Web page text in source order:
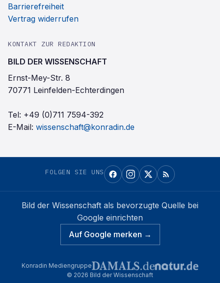
Barrierefreiheit
Vertrag widerrufen
KONTAKT ZUR REDAKTION
BILD DER WISSENSCHAFT
Ernst-Mey-Str. 8
70771 Leinfelden-Echterdingen
Tel: +49 (0)711 7594-392
E-Mail: wissenschaft@konradin.de
FOLGEN SIE UNS
Bild der Wissenschaft als bevorzugte Quelle bei
Google einrichten
Auf Google merken →
Konradin Mediengruppe
© 2026 Bild der Wissenschaft